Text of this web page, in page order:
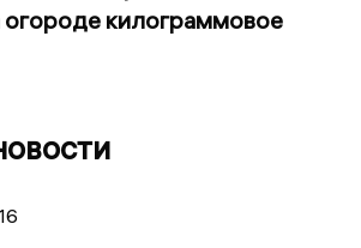
огороде килограммовое